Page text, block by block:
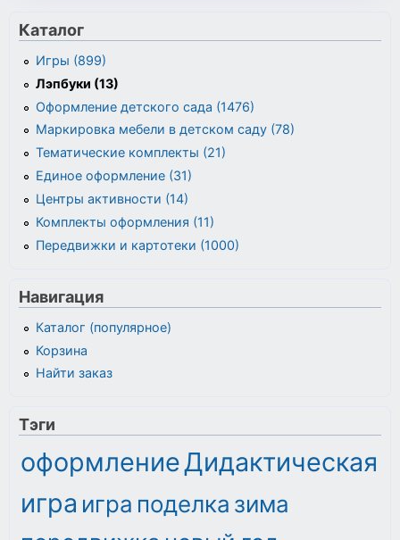
Каталог
Игры (899)
Лэпбуки (13)
Оформление детского сада (1476)
Маркировка мебели в детском саду (78)
Тематические комплекты (21)
Единое оформление (31)
Центры активности (14)
Комплекты оформления (11)
Передвижки и картотеки (1000)
Навигация
Каталог (популярное)
Корзина
Найти заказ
Тэги
оформлениеДидактическая
игра игра поделка зима